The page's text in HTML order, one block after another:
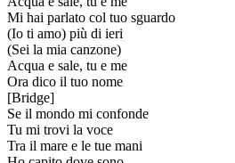
Mi hai parlato col tuo sguardo
(Io ti amo) più di ieri
(Sei la mia canzone)
Acqua e sale, tu e me
Ora dico il tuo nome
[Bridge]
Se il mondo mi confonde
Tu mi trovi la voce
Tra il mare e le tue mani